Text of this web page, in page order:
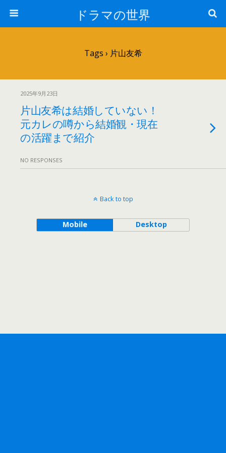
ドラマの世界
Tags › 片山友希
2025年9月23日
片山友希は結婚していない！
元カレの噂から結婚観・現在
の活躍まで紹介
NO RESPONSES
Back to top
Mobile Desktop